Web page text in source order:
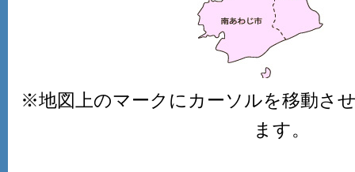
※地図上のマークにカーソルを移動さ
ます。